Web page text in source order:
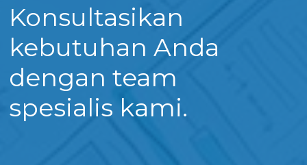
Konsultasikan
kebutuhan Anda
dengan team
spesialis kami.